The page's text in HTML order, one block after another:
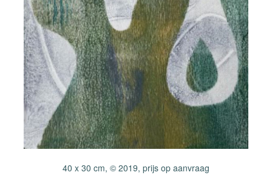
40 x 30 cm, © 2019, prijs op aanvraag